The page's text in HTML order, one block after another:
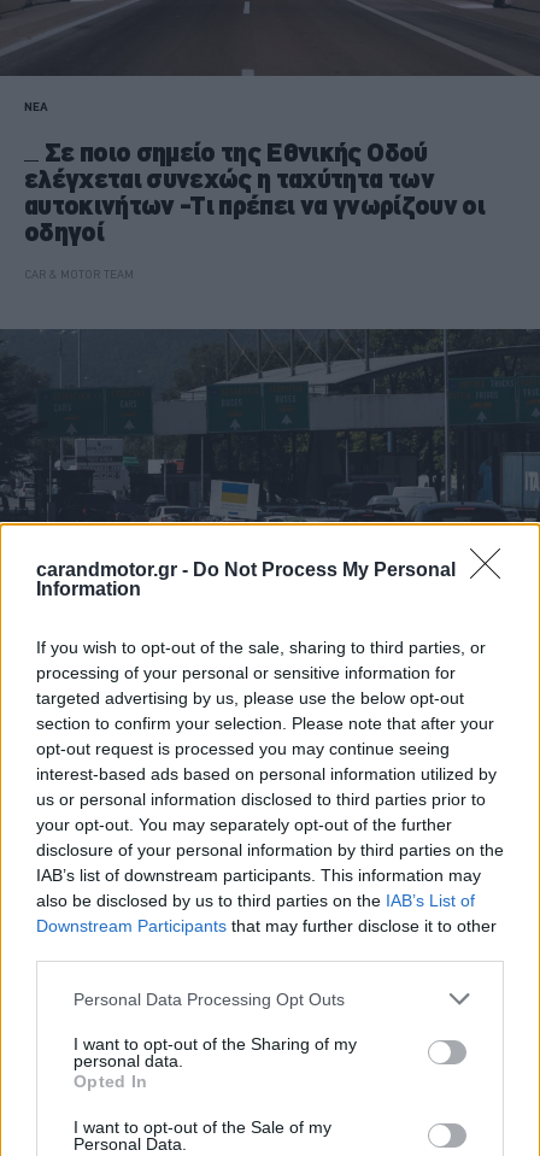
carandmotor.gr - Do Not Process My Personal
Information
If you wish to opt-out of the sale, sharing to third parties, or
processing of your personal or sensitive information for
targeted advertising by us, please use the below opt-out
section to confirm your selection. Please note that after your
opt-out request is processed you may continue seeing
interest-based ads based on personal information utilized by
us or personal information disclosed to third parties prior to
your opt-out. You may separately opt-out of the further
disclosure of your personal information by third parties on the
IAB’s list of downstream participants. This information may
also be disclosed by us to third parties on the IAB’s List of
Downstream Participants that may further disclose it to other
Please note that this website/app uses one or more Google
not limited to your visit or usage behaviour. You may click to
grant or deny consent to Google and its third-party tags to
use your data for below specified purposes in below Google
consent section.
Personal Data Processing Opt Outs
I want to opt-out of the Sharing of my
personal data.
Opted In
I want to opt-out of the Sale of my
Personal Data.
ΝΕΑ
Σε ποιο σημείο της Εθνικής Οδού
ελέγχεται συνεχώς η ταχύτητα των
αυτοκινήτων -Τι πρέπει να γνωρίζουν οι
οδηγοί
CAR & MOTOR TEAM
Προσοχή σε όσους ταξιδεύουν στη
Βουλγαρία -Τι ισχύει με τις κάμερες
ταχύτητας
CAR & MOTOR TEAM